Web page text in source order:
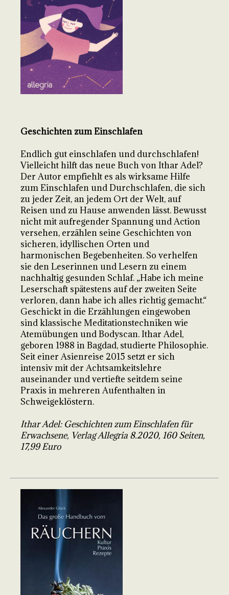
Geschichten zum Einschlafen
Endlich gut einschlafen und durchschlafen!
Vielleicht hilft das neue Buch von Ithar Adel?
Der Autor empfiehlt es als wirksame Hilfe
zum Einschlafen und Durchschlafen, die sich
zu jeder Zeit, an jedem Ort der Welt, auf
Reisen und zu Hause anwenden lässt. Bewusst
nicht mit aufregender Spannung und Action
versehen, erzählen seine Geschichten von
sicheren, idyllischen Orten und
harmonischen Begebenheiten. So verhelfen
sie den Leserinnen und Lesern zu einem
nachhaltig gesunden Schlaf. „Habe ich meine
Leserschaft spätestens auf der zweiten Seite
verloren, dann habe ich alles richtig gemacht.“
Geschickt in die Erzählungen eingewoben
sind klassische Meditationstechniken wie
Atemübungen und Bodyscan. Ithar Adel,
geboren 1988 in Bagdad, studierte Philosophie.
Seit einer Asienreise 2015 setzt er sich
intensiv mit der Achtsamkeitslehre
auseinander und vertiefte seitdem seine
Praxis in mehreren Aufenthalten in
Schweigeklöstern.
Ithar Adel: Geschichten zum Einschlafen für
Erwachsene, Verlag Allegria 8.2020, 160 Seiten,
17,99 Euro